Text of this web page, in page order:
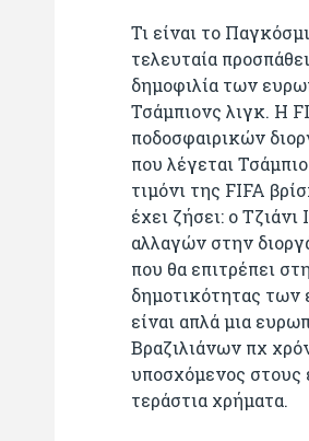
Τι είναι το
τελευταία
δημοφιλία των
Τσάμπιονς λιγκ. Η
ποδοσφαιρικών
που λέγεται
τιμόνι της FIFA
έχει ζήσει: ο
αλλαγών στην
που θα επιτρέπει
δημοτικότητας των
είναι απλά μια
Βραζιλιάνων πχ
υποσχόμενος στους
τεράστια χρήματα.